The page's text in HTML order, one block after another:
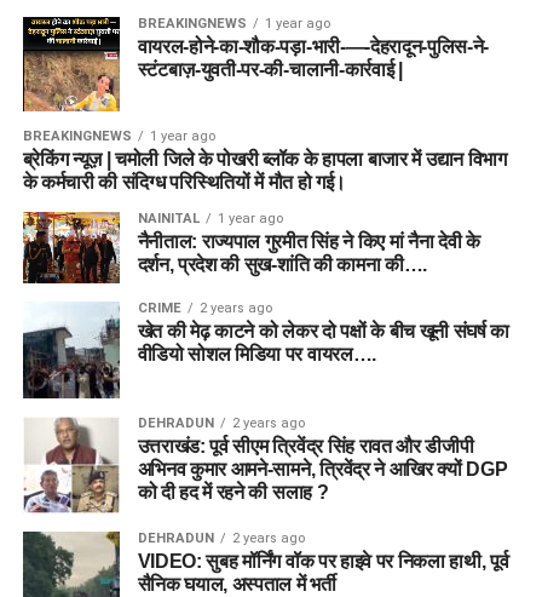
BREAKINGNEWS 1 year ago
वायरल-होने-का-शौक-पड़ा-भारी-—-देहरादून-पुलिस-ने-
स्टंटबाज़-युवती-पर-की-चालानी-कार्रवाई |
BREAKINGNEWS 1 year ago
ब्रेकिंग न्यूज़ | चमोली जिले के पोखरी ब्लॉक के हापला बाजार में उद्यान विभाग
के कर्मचारी की संदिग्ध परिस्थितियों में मौत हो गई।
NAINITAL 1 year ago
नैनीताल: राज्यपाल गुरमीत सिंह ने किए मां नैना देवी के
दर्शन, प्रदेश की सुख-शांति की कामना की….
CRIME 2 years ago
खेत की मेढ़ काटने को लेकर दो पक्षों के बीच खूनी संघर्ष का
वीडियो सोशल मिडिया पर वायरल….
DEHRADUN 2 years ago
उत्तराखंड: पूर्व सीएम त्रिवेंद्र सिंह रावत और डीजीपी
अभिनव कुमार आमने-सामने, त्रिवेंद्र ने आखिर क्यों DGP
को दी हद में रहने की सलाह ?
DEHRADUN 2 years ago
VIDEO: सुबह मॉर्निंग वॉक पर हाइवे पर निकला हाथी, पूर्व
सैनिक घयाल, अस्पताल में भर्ती